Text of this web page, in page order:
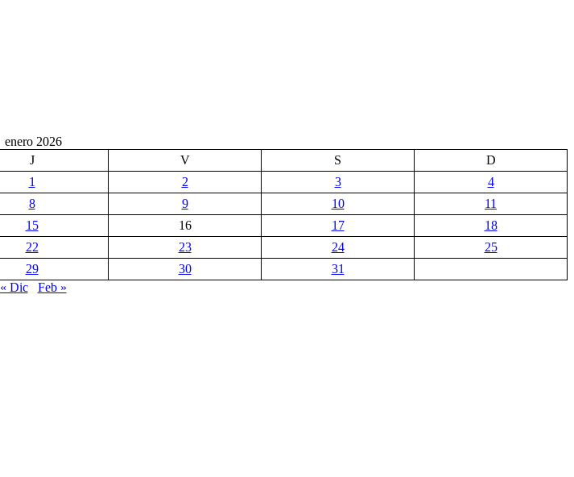
enero 2026
J V S
D
1
2 3
4
8 9 10
11
15 16 17
18
22 23 24
25
29 30
31
« Dic
Feb »